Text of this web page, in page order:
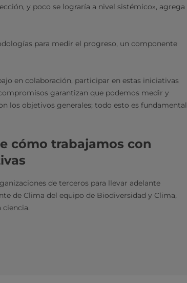
y poco se lograría a nivel sistémico», agrega
para medir el progreso, un componente
en colaboración, participar en estas iniciativas
garantizan que podemos medir y
los objetivos generales; todo esto es fundamental
cómo trabajamos con
de terceros para llevar adelante
de Clima del equipo de Biodiversidad y Clima,
ciencia.